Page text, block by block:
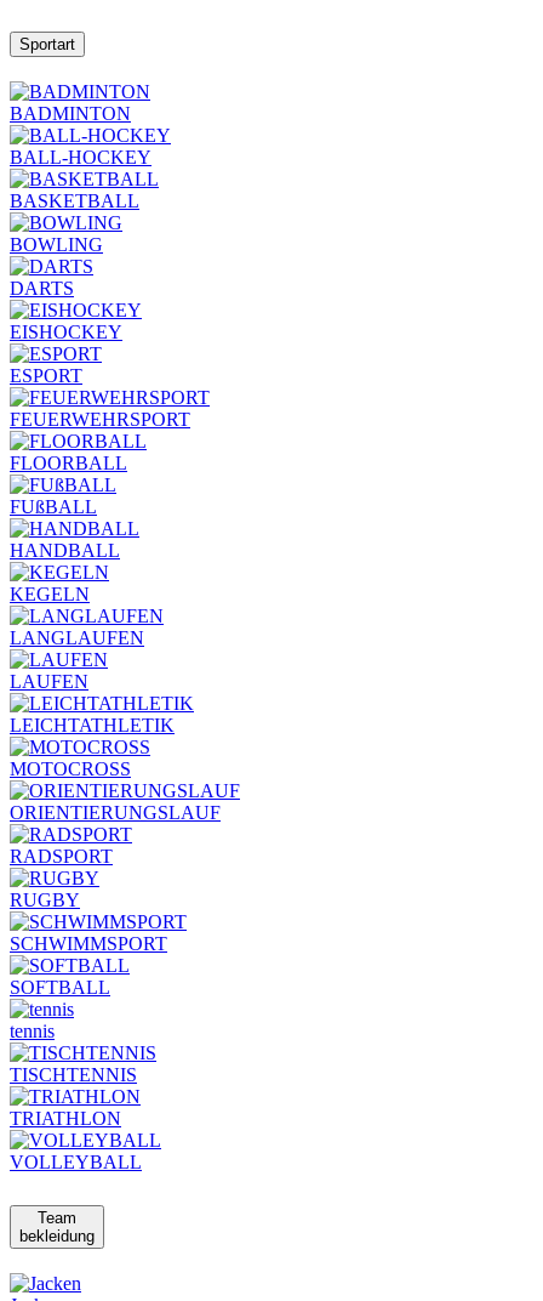
Sportart
BADMINTON
BALL-HOCKEY
BASKETBALL
BOWLING
DARTS
EISHOCKEY
ESPORT
FEUERWEHRSPORT
FLOORBALL
FUßBALL
HANDBALL
KEGELN
LANGLAUFEN
LAUFEN
LEICHTATHLETIK
MOTOCROSS
ORIENTIERUNGSLAUF
RADSPORT
RUGBY
SCHWIMMSPORT
SOFTBALL
tennis
TISCHTENNIS
TRIATHLON
VOLLEYBALL
Team
bekleidung